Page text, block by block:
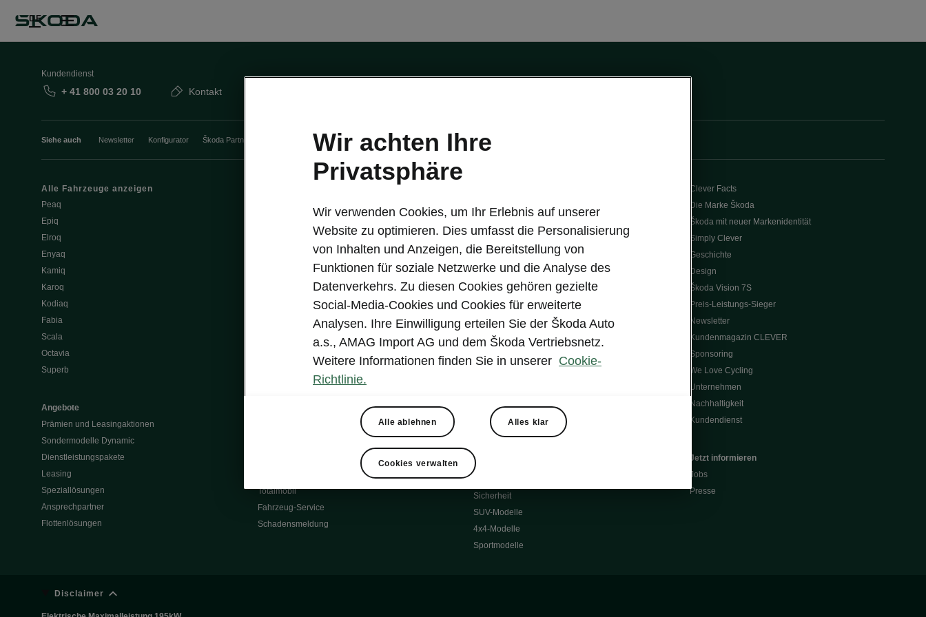
DE
Kundendienst
+ 41 800 03 20 10 Kontakt
Siehe auch Newsletter Konfigurator Škoda Partner
Alle Fahrzeuge anzeigen
Peaq
Epiq
Elroq
Enyaq
Kamiq
Karoq
Kodiaq
Fabia
Scala
Octavia
Superb
Angebote
Prämien und Leasingaktionen
Sondermodelle Dynamic
Dienstleistungspakete
Leasing
Speziallösungen
Ansprechpartner
Flottenlösungen
Software Update
ME3.7 Software Update
Öffentliches Laden
Zuhause laden
Batterie und Reichweite
Škoda Vision O
Totalmobil
Fahrzeug-Service
Schadensmeldung
Škoda Connect
MyŠkoda App
3G Sunset
Verfügbarkeitsliste
Original Zubehör-Kataloge
Winterräder
Transportsysteme
Komfort & Ausstattung
Occasionen
Sicherheit
SUV-Modelle
4x4-Modelle
Sportmodelle
Clever Facts
Die Marke Škoda
Škoda mit neuer Markenidentität
Simply Clever
Geschichte
Design
Škoda Vision 7S
Preis-Leistungs-Sieger
Newsletter
Kundenmagazin CLEVER
Sponsoring
We Love Cycling
Unternehmen
Nachhaltigkeit
Kundendienst
Jetzt informieren
Jobs
Presse
Disclaimer
Wir achten Ihre
Privatsphäre
Wir verwenden Cookies, um Ihr Erlebnis auf unserer
Website zu optimieren. Dies umfasst die Personalisierung
von Inhalten und Anzeigen, die Bereitstellung von
Funktionen für soziale Netzwerke und die Analyse des
Datenverkehrs. Zu diesen Cookies gehören gezielte
Social-Media-Cookies und Cookies für erweiterte
Analysen. Ihre Einwilligung erteilen Sie der Škoda Auto
a.s., AMAG Import AG und dem Škoda Vertriebsnetz.
Weitere Informationen finden Sie in unserer Cookie-
Richtlinie.
Alle ablehnen Alles klar
Cookies verwalten